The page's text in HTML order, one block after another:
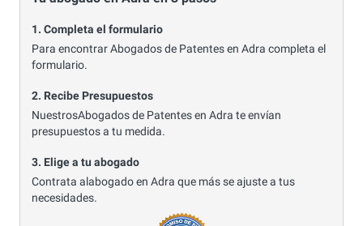
1. Completa el formulario
Para encontrar Abogados de Patentes en Adra completa el
formulario.
2. Recibe Presupuestos
NuestrosAbogados de Patentes en Adra te envían
presupuestos a tu medida.
3. Elige a tu abogado
Contrata alabogado en Adra que más se ajuste a tus
necesidades.